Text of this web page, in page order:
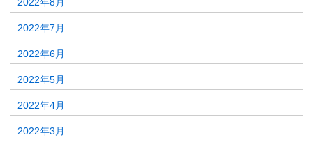
2022年8月
2022年7月
2022年6月
2022年5月
2022年4月
2022年3月